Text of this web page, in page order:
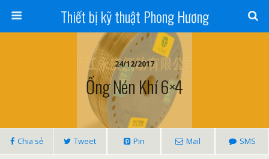
Thiết bị kỹ thuật Phong Hương
24/12/2017
Ống Nén Khí 6×4
Chia sẻ Tweet Pin Mail SMS